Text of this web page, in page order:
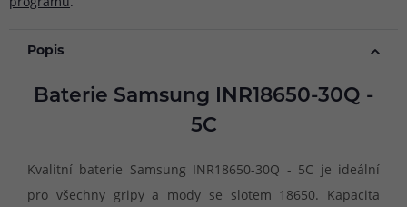
Popis
Baterie Samsung INR18650-30Q -
5C
Kvalitní baterie Samsung INR18650-30Q - 5C je ideální
pro všechny gripy a mody se slotem 18650. Kapacita